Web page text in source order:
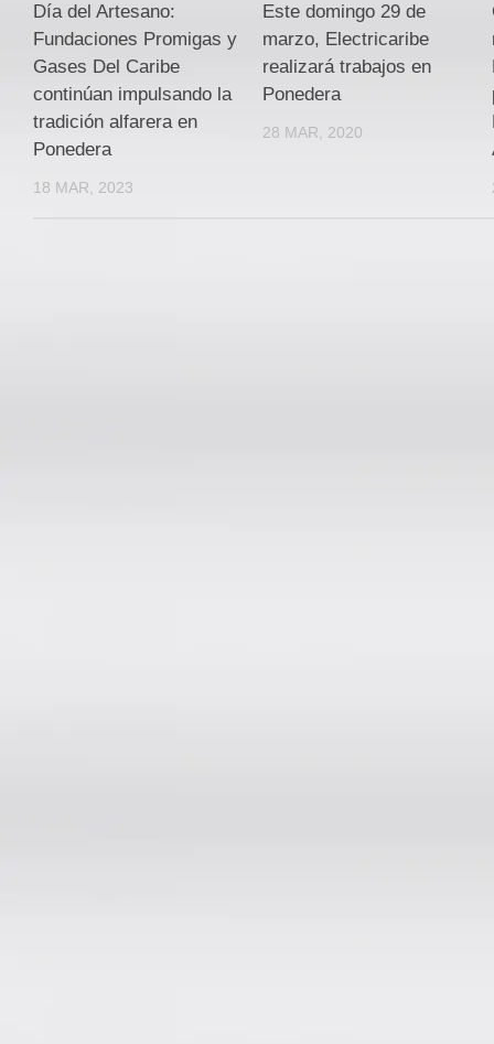
Día del Artesano:
Fundaciones Promigas y
Gases Del Caribe
continúan impulsando la
tradición alfarera en
Ponedera
18 MAR, 2023
Este domingo 29 de
marzo, Electricaribe
realizará trabajos en
Ponedera
28 MAR, 2020